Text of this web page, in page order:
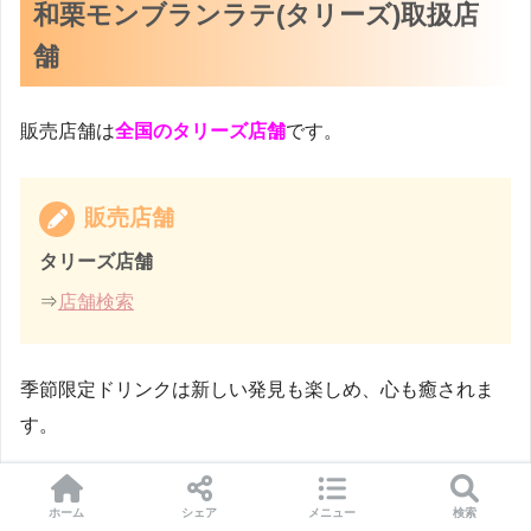
和栗モンブランラテ(タリーズ)取扱店
舗
販売店舗は全国のタリーズ店舗です。
販売店舗
タリーズ店舗
⇒店舗検索
季節限定ドリンクは新しい発見も楽しめ、心も癒されま
す。
ぜひ、今だけのドリンクをご賞味くださいね。
ホーム シェア メニュー 検索